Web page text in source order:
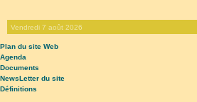
Vendredi 7 août 2026
Plan du site Web
Agenda
Documents
NewsLetter du site
Définitions